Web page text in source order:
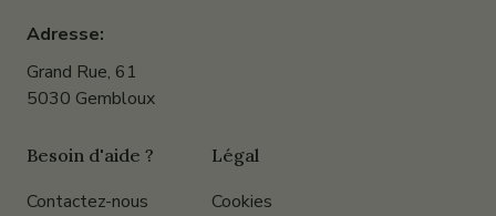
Adresse:
Grand Rue, 61
5030 Gembloux
Besoin d'aide ?
Contactez-nous
Légal
Cookies